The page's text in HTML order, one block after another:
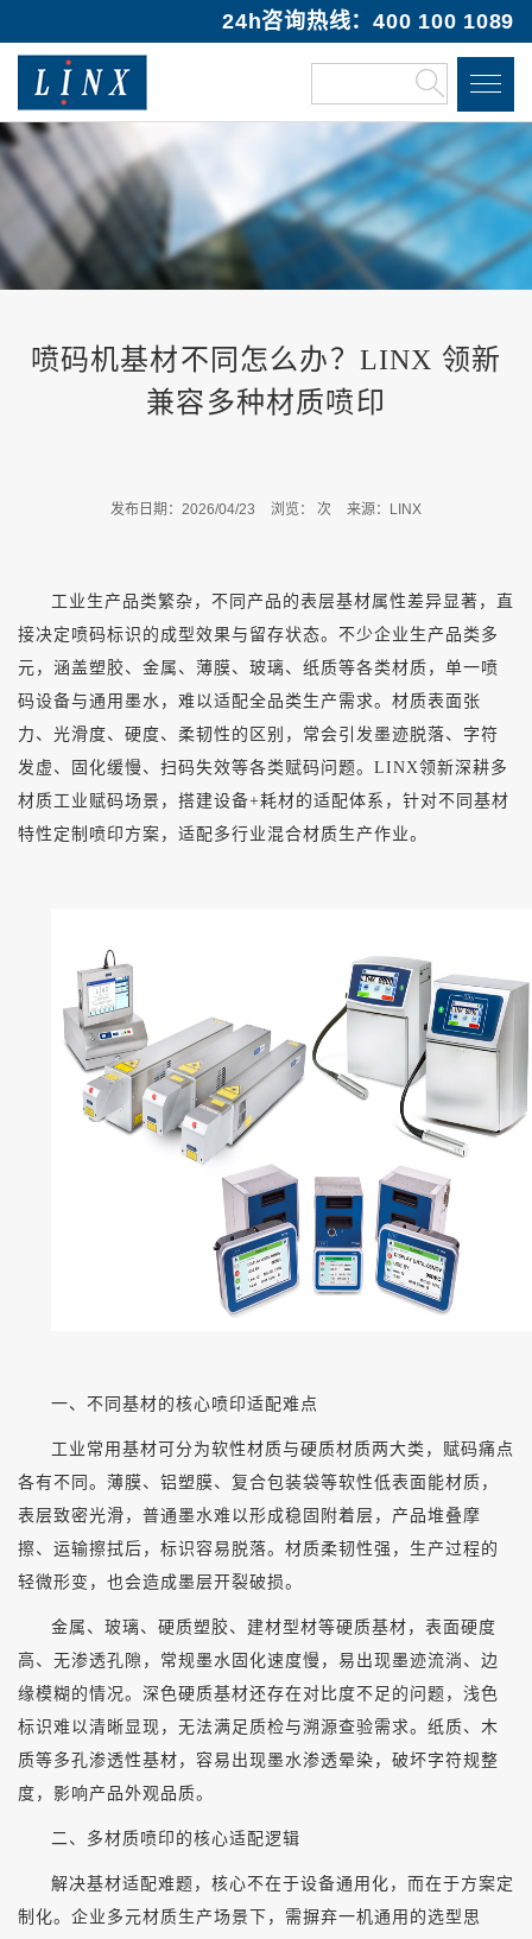
24h咨询热线：400 100 1089
喷码机基材不同怎么办？LINX 领新
兼容多种材质喷印
发布日期：2026/04/23 浏览： 次 来源：LINX
工业生产品类繁杂，不同产品的表层基材属性差异显著，直
接决定喷码标识的成型效果与留存状态。不少企业生产品类多
元，涵盖塑胶、金属、薄膜、玻璃、纸质等各类材质，单一喷
码设备与通用墨水，难以适配全品类生产需求。材质表面张
力、光滑度、硬度、柔韧性的区别，常会引发墨迹脱落、字符
发虚、固化缓慢、扫码失效等各类赋码问题。 LINX领新深耕多
材质工业赋码场景，搭建设备+耗材的适配体系，针对不同基材
特性定制喷印方案，适配多行业混合材质生产作业。
一、不同基材的核心喷印适配难点
工业常用基材可分为软性材质与硬质材质两大类，赋码痛点
各有不同。薄膜、铝塑膜、复合包装袋等软性低表面能材质，
表层致密光滑，普通墨水难以形成稳固附着层，产品堆叠摩
擦、运输擦拭后，标识容易脱落。材质柔韧性强，生产过程的
轻微形变，也会造成墨层开裂破损。
金属、玻璃、硬质塑胶、建材型材等硬质基材，表面硬度
高、无渗透孔隙，常规墨水固化速度慢，易出现墨迹流淌、边
缘模糊的情况。深色硬质基材还存在对比度不足的问题，浅色
标识难以清晰显现，无法满足质检与溯源查验需求。纸质、木
质等多孔渗透性基材，容易出现墨水渗透晕染，破坏字符规整
度，影响产品外观品质。
二、多材质喷印的核心适配逻辑
解决基材适配难题，核心不在于设备通用化，而在于方案定
制化。企业多元材质生产场景下，需摒弃一机通用的选型思